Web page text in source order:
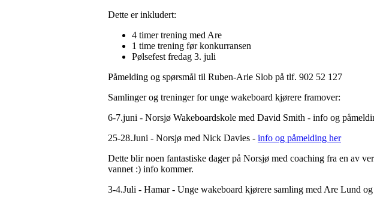
Dette er inkludert:
4 timer trening med Are
1 time trening før konkurransen
Pølsefest fredag 3. juli
Påmelding og spørsmål til Ruben-Arie Slob på tlf. 902 52 127
Samlinger og treninger for unge wakeboard kjørere framover:
6-7.juni - Norsjø Wakeboardskole med David Smith - info og
25-28.Juni - Norsjø med Nick Davies - info og påmelding her
Dette blir noen fantastiske dager på Norsjø med coaching fra en av
vannet :) info kommer.
3-4.Juli - Hamar - Unge wakeboard kjørere samling med Are Lund